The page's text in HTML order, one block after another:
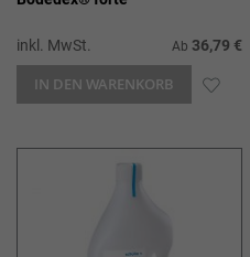
inkl. MwSt. Ab 36,79 €
IN DEN WARENKORB ZUR